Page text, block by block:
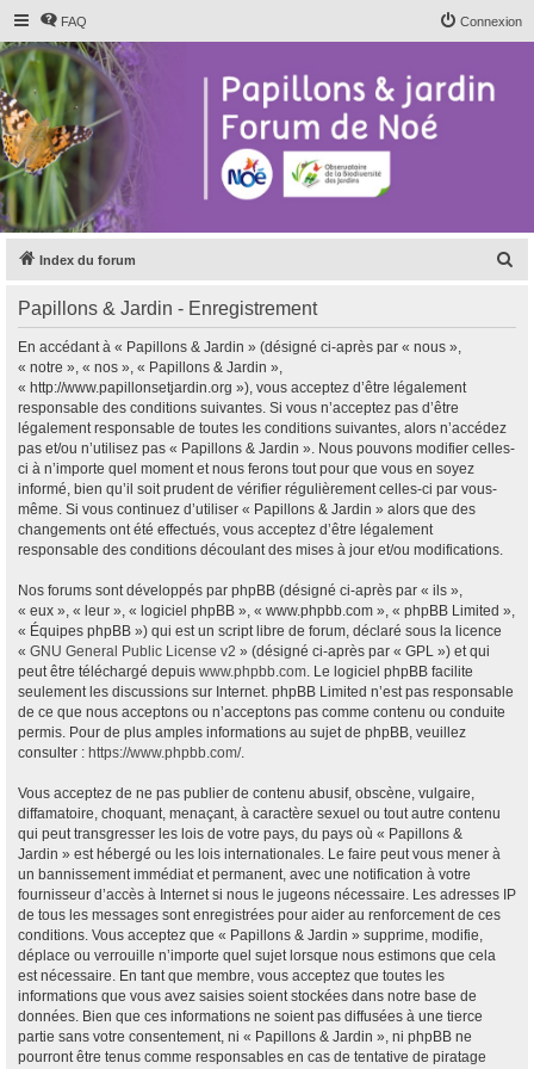
FAQ Connexion
Index du forum
Papillons & Jardin - Enregistrement
En accédant à « Papillons & Jardin » (désigné ci-après par « nous »,
« notre », « nos », « Papillons & Jardin »,
« http://www.papillonsetjardin.org »), vous acceptez d’être légalement
responsable des conditions suivantes. Si vous n’acceptez pas d’être
légalement responsable de toutes les conditions suivantes, alors n’accédez
pas et/ou n’utilisez pas « Papillons & Jardin ». Nous pouvons modifier celles-
ci à n’importe quel moment et nous ferons tout pour que vous en soyez
informé, bien qu’il soit prudent de vérifier régulièrement celles-ci par vous-
même. Si vous continuez d’utiliser « Papillons & Jardin » alors que des
changements ont été effectués, vous acceptez d’être légalement
responsable des conditions découlant des mises à jour et/ou modifications.
Nos forums sont développés par phpBB (désigné ci-après par « ils »,
« eux », « leur », « logiciel phpBB », « www.phpbb.com », « phpBB Limited »,
« Équipes phpBB ») qui est un script libre de forum, déclaré sous la licence
« GNU General Public License v2 » (désigné ci-après par « GPL ») et qui
peut être téléchargé depuis www.phpbb.com. Le logiciel phpBB facilite
seulement les discussions sur Internet. phpBB Limited n’est pas responsable
de ce que nous acceptons ou n’acceptons pas comme contenu ou conduite
permis. Pour de plus amples informations au sujet de phpBB, veuillez
consulter : https://www.phpbb.com/.
Vous acceptez de ne pas publier de contenu abusif, obscène, vulgaire,
diffamatoire, choquant, menaçant, à caractère sexuel ou tout autre contenu
qui peut transgresser les lois de votre pays, du pays où « Papillons &
Jardin » est hébergé ou les lois internationales. Le faire peut vous mener à
un bannissement immédiat et permanent, avec une notification à votre
fournisseur d’accès à Internet si nous le jugeons nécessaire. Les adresses IP
de tous les messages sont enregistrées pour aider au renforcement de ces
conditions. Vous acceptez que « Papillons & Jardin » supprime, modifie,
déplace ou verrouille n’importe quel sujet lorsque nous estimons que cela
est nécessaire. En tant que membre, vous acceptez que toutes les
informations que vous avez saisies soient stockées dans notre base de
données. Bien que ces informations ne soient pas diffusées à une tierce
partie sans votre consentement, ni « Papillons & Jardin », ni phpBB ne
pourront être tenus comme responsables en cas de tentative de piratage